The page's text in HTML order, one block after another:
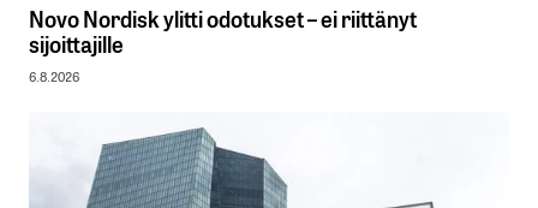
Novo Nordisk ylitti odotukset – ei riittänyt
sijoittajille
6.8.2026